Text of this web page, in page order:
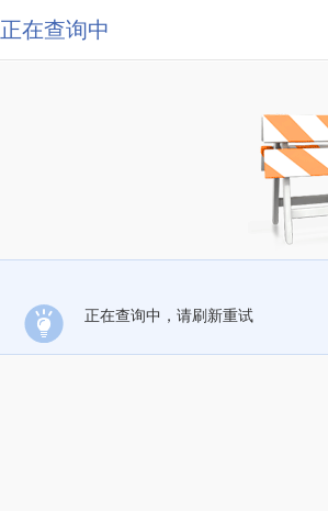
正在查询中
正在查询中，请刷新重试